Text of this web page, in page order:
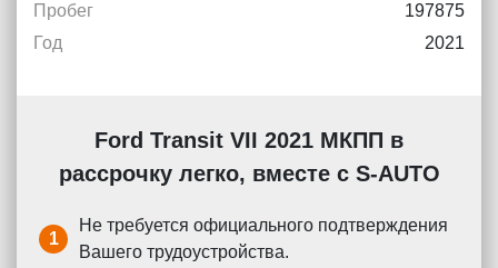
Пробег
197875
Год
2021
Ford Transit VII 2021 МКПП в
рассрочку легко, вместе с S-AUTO
1
Не требуется официального подтверждения
Вашего трудоустройства.